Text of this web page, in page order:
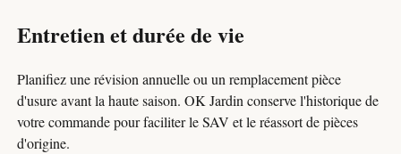
Entretien et durée de vie
Planifiez une révision annuelle ou un remplacement pièce
d'usure avant la haute saison. OK Jardin conserve l'historique de
votre commande pour faciliter le SAV et le réassort de pièces
d'origine.